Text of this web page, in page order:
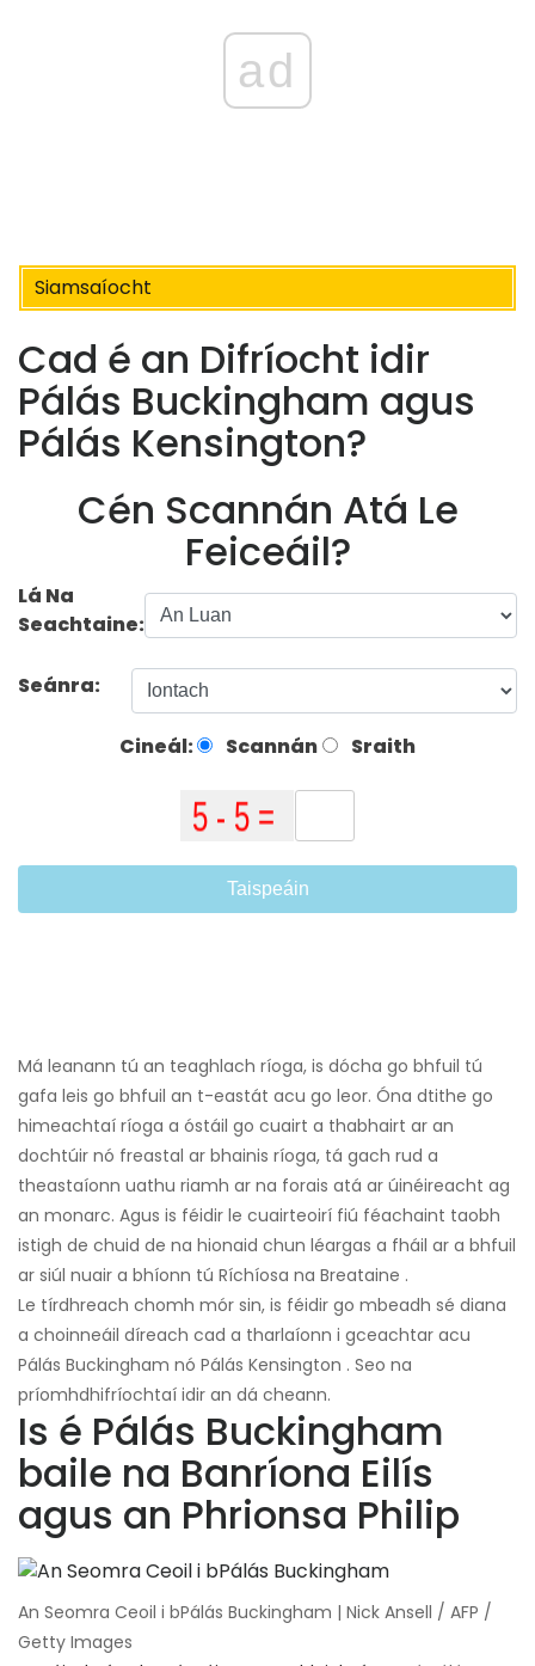
ad
Siamsaíocht
Cad é an Difríocht idir
Pálás Buckingham agus
Pálás Kensington?
Cén Scannán Atá Le
Feiceáil?
Lá Na
Seachtaine:
Seánra:
Cineál: Scannán Sraith
Taispeáin
Má leanann tú an teaghlach ríoga, is dócha go bhfuil tú
gafa leis go bhfuil an t-eastát acu go leor. Óna dtithe go
himeachtaí ríoga a óstáil go cuairt a thabhairt ar an
dochtúir nó freastal ar bhainis ríoga, tá gach rud a
theastaíonn uathu riamh ar na forais atá ar úinéireacht ag
an monarc. Agus is féidir le cuairteoirí fiú féachaint taobh
istigh de chuid de na hionaid chun léargas a fháil ar a bhfuil
ar siúl nuair a bhíonn tú Ríchíosa na Breataine .
Le tírdhreach chomh mór sin, is féidir go mbeadh sé diana
a choinneáil díreach cad a tharlaíonn i gceachtar acu
Pálás Buckingham nó Pálás Kensington . Seo na
príomhdhifríochtaí idir an dá cheann.
Is é Pálás Buckingham
baile na Banríona Eilís
agus an Phrionsa Philip
An Seomra Ceoil i bPálás Buckingham | Nick Ansell / AFP /
Getty Images